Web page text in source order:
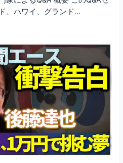
、ハワイ、グランド…